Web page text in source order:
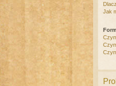
Jak